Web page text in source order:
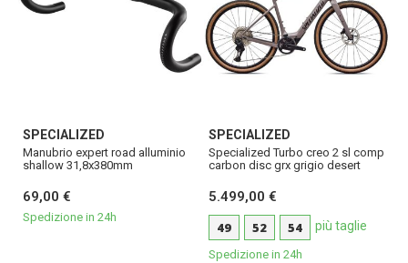
SPECIALIZED
Manubrio expert road alluminio
shallow 31,8x380mm
69,00 €
Spedizione in 24h
SPECIALIZED
Specialized Turbo creo 2 sl comp
carbon disc grx grigio desert
5.499,00 €
49
52 54 più taglie
Spedizione in 24h